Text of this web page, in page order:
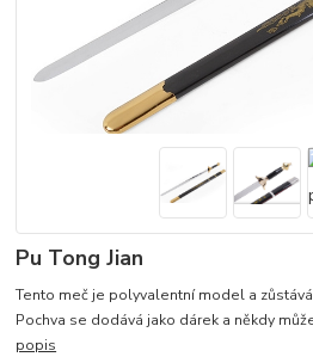
Pu Tong Jian
Tento meč je polyvalentní model a
Pochva se dodává jako dárek a někdy
popis